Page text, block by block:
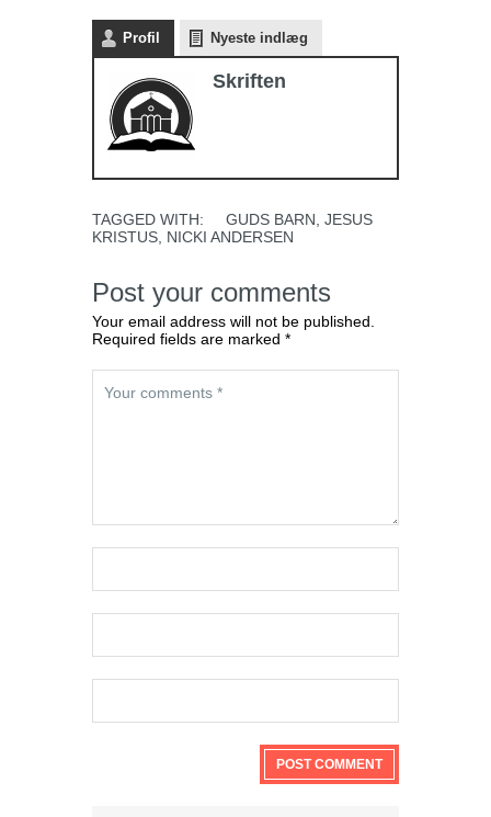
Profil Nyeste indlæg
Skriften
TAGGED WITH: GUDS BARN JESUS
KRISTUS NICKI ANDERSEN
Post your comments
Your email address will not be published.
Required fields are marked *